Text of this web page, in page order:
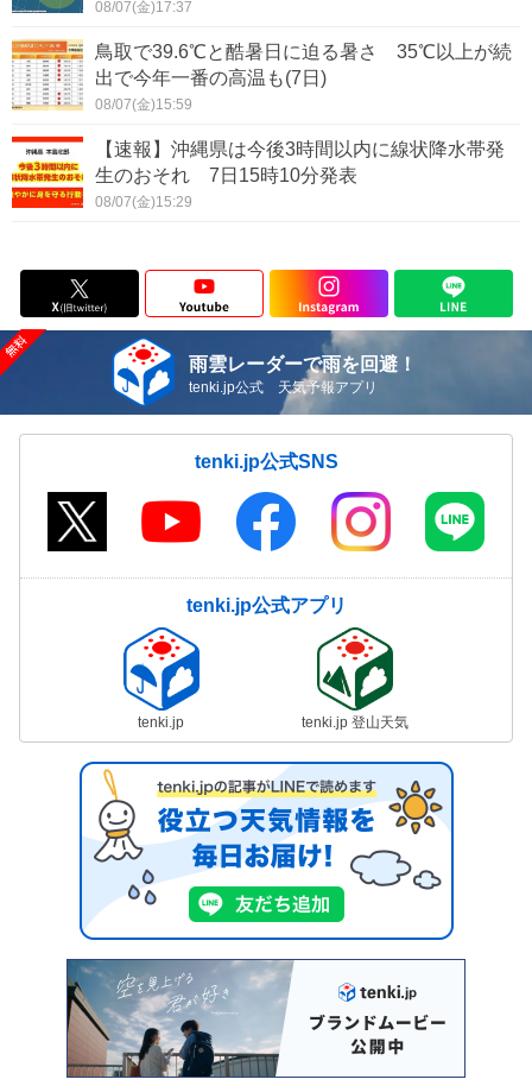
08/07(金)17:37
鳥取で39.6℃と酷暑日に迫る暑さ 35℃以上が続
出で今年一番の高温も(7日)
08/07(金)15:59
【速報】沖縄県は今後3時間以内に線状降水帯発
生のおそれ 7日15時10分発表
08/07(金)15:29
雨雲レーダーで雨を回避！
tenki.jp公式 天気予報アプリ
tenki.jp公式SNS
tenki.jp公式アプリ
tenki.jp tenki.jp 登山天気